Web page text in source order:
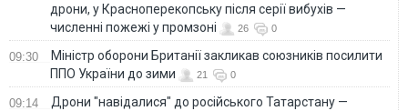
дрони, у Красноперекопську після серії вибухів —
численні пожежі у промзоні
26 0
09:30
Міністр оборони Британії закликав союзників посилити
ППО України до зими
21 0
09:14
Дрони "навідалися" до російського Татарстану —